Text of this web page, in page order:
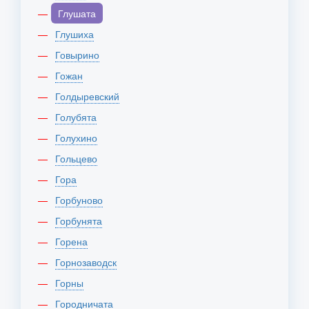
Глушата
Глушиха
Говырино
Гожан
Голдыревский
Голубята
Голухино
Гольцево
Гора
Горбуново
Горбунята
Горена
Горнозаводск
Горны
Городничата